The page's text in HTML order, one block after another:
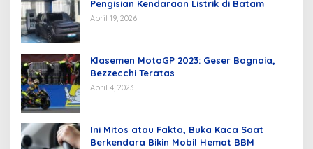
Pengisian Kendaraan Listrik di Batam
April 19, 2026
Klasemen MotoGP 2023: Geser Bagnaia,
Bezzecchi Teratas
April 4, 2023
Ini Mitos atau Fakta, Buka Kaca Saat
Berkendara Bikin Mobil Hemat BBM